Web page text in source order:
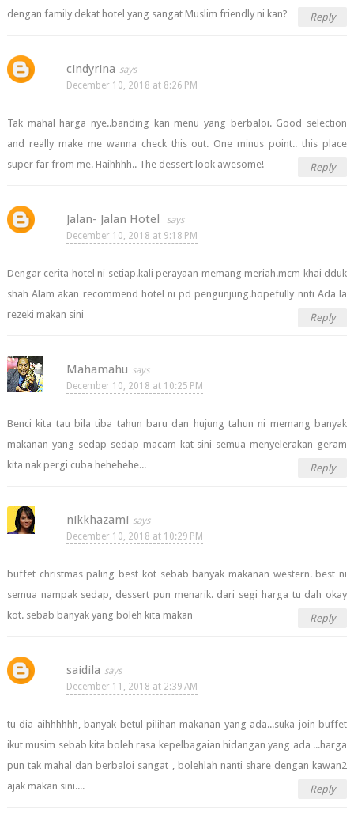
dengan family dekat hotel yang sangat Muslim friendly ni kan?
Reply
cindyrina
December 10, 2018 at 8:26 PM
Tak mahal harga nye..banding kan menu yang berbaloi. Good selection
and really make me wanna check this out. One minus point.. this place
super far from me. Haihhhh.. The dessert look awesome!
Reply
Jalan- Jalan Hotel
December 10, 2018 at 9:18 PM
Dengar cerita hotel ni setiap.kali perayaan memang meriah.mcm khai dduk
shah Alam akan recommend hotel ni pd pengunjung.hopefully nnti Ada la
rezeki makan sini
Reply
Mahamahu
December 10, 2018 at 10:25 PM
Benci kita tau bila tiba tahun baru dan hujung tahun ni memang banyak
makanan yang sedap-sedap macam kat sini semua menyelerakan geram
kita nak pergi cuba hehehehe...
Reply
nikkhazami
December 10, 2018 at 10:29 PM
buffet christmas paling best kot sebab banyak makanan western. best ni
semua nampak sedap, dessert pun menarik. dari segi harga tu dah okay
kot. sebab banyak yang boleh kita makan
Reply
saidila
December 11, 2018 at 2:39 AM
tu dia aihhhhhh, banyak betul pilihan makanan yang ada...suka join buffet
ikut musim sebab kita boleh rasa kepelbagaian hidangan yang ada ...harga
pun tak mahal dan berbaloi sangat , bolehlah nanti share dengan kawan2
ajak makan sini....
Reply